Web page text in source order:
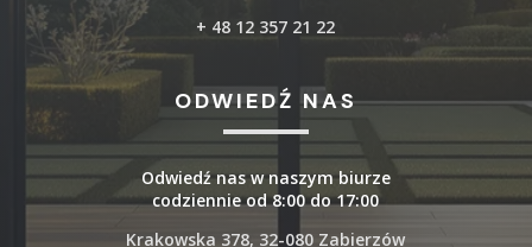
+ 48 12 357 21 22
ODWIEDŹ NAS
Odwiedź nas w naszym biurze
codziennie od 8:00 do 17:00
Krakowska 378, 32-080 Zabierzów